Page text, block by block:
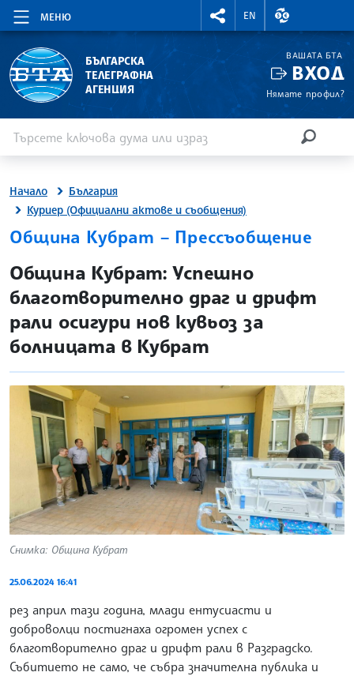
МЕНЮ
RIGHTMENU.SOCIAL
EN
ВАЛУТНИ
БЪЛГАРСКА
ТЕЛЕГРАФНА
АГЕНЦИЯ
ВАШАТА БТА
ВХОД
Нямате профил?
Начало
България
Куриер (Официални актове и съобщения)
Община Кубрат – Прессъобщение
site.bta
Община Кубрат: Успешно
благотворително драг и дрифт
рали осигури нов кувьоз за
болницата в Кубрат
Снимка: Община Кубрат
25.06.2024 16:41
рез април тази година, млади ентусиасти и
доброволци постигнаха огромен успех с
благотворително драг и дрифт рали в Разградско.
Събитието не само, че събра значителна публика и